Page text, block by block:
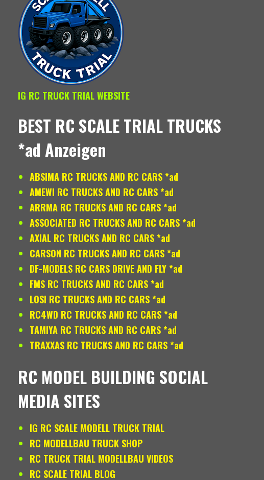
IG RC TRUCK TRIAL WEBSITE
BEST RC SCALE TRIAL TRUCKS
*ad Anzeigen
ABSIMA RC TRUCKS AND RC CARS *ad
AMEWI RC TRUCKS AND RC CARS *ad
ARRMA RC TRUCKS AND RC CARS *ad
ASSOCIATED RC TRUCKS AND RC CARS *ad
AXIAL RC TRUCKS AND RC CARS *ad
CARSON RC TRUCKS AND RC CARS *ad
DF-MODELS RC CARS DRIVE AND FLY *ad
FMS RC TRUCKS AND RC CARS *ad
LOSI RC TRUCKS AND RC CARS *ad
RC4WD RC TRUCKS AND RC CARS *ad
TAMIYA RC TRUCKS AND RC CARS *ad
TRAXXAS RC TRUCKS AND RC CARS *ad
RC MODEL BUILDING SOCIAL
MEDIA SITES
IG RC SCALE MODELL TRUCK TRIAL
RC MODELLBAU TRUCK SHOP
RC TRUCK TRIAL MODELLBAU VIDEOS
RC SCALE TRIAL BLOG